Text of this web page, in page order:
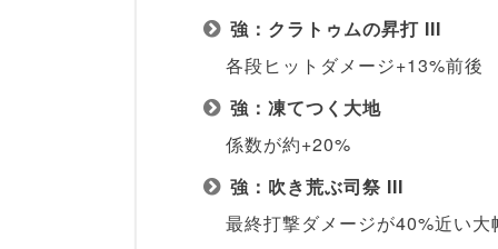
強：クラトゥムの昇打 III
各段ヒットダメージ+13%前後
強：凍てつく大地
係数が約+20%
強：吹き荒ぶ司祭 III
最終打撃ダメージが40%近い大